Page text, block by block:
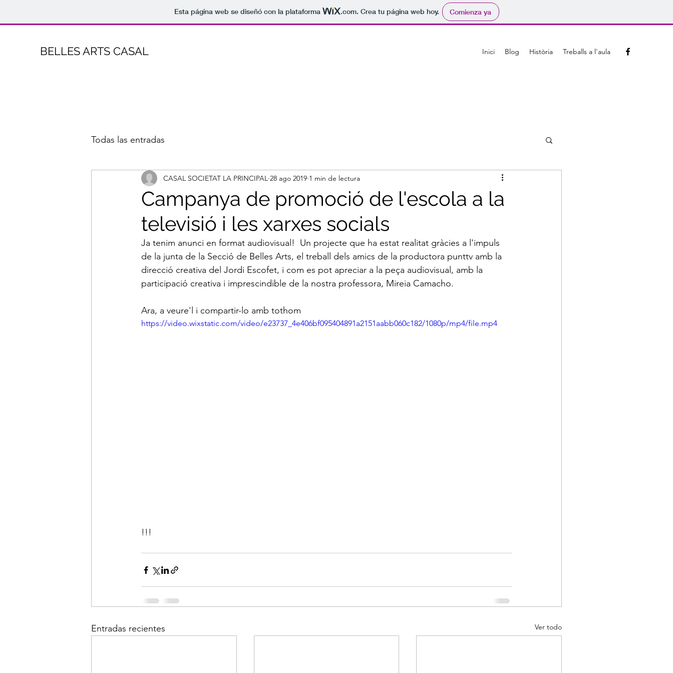
Esta página web se diseñó con la plataforma .com. Crea tu página web hoy. Comienza ya
BELLES ARTS CASAL Inici Blog Història Treballs a l'aula
Todas las entradas
Campanya de promoció de l'escola a la
televisió i les xarxes socials
CASAL SOCIETAT LA PRINCIPAL 28 ago 2019 1 min de lectura
Ja tenim anunci en format audiovisual!  Un projecte que ha estat realitat gràcies a l'impuls
de la junta de la Secció de Belles Arts, el treball dels amics de la productora punttv amb la
direcció creativa del Jordi Escofet, i com es pot apreciar a la peça audiovisual, amb la
participació creativa i imprescindible de la nostra professora, Mireia Camacho.
Ara, a veure'l i compartir-lo amb tothom
https://video.wixstatic.com/video/e23737_4e406bf095404891a2151aabb060c182/1080p/mp4/file.mp4
!!!
Entradas recientes Ver todo